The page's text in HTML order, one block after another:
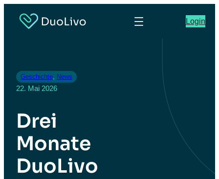
Login
Geschichte, News
22. Mai 2026
Drei
Monate
DuoLivo